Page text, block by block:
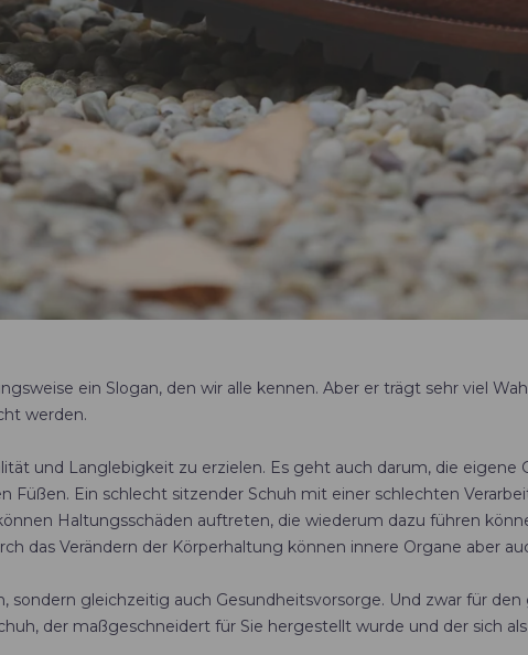
ein Slogan, den wir alle kennen. Aber er trägt sehr viel
werden.
und Langlebigkeit zu erzielen. Es geht auch darum, die
Ein schlecht sitzender Schuh mit einer schlechten
Haltungsschäden auftreten, die wiederum dazu führen
das Verändern der Körperhaltung können innere Organe aber
sondern gleichzeitig auch Gesundheitsvorsorge. Und zwar für
der maßgeschneidert für Sie hergestellt wurde und der sich